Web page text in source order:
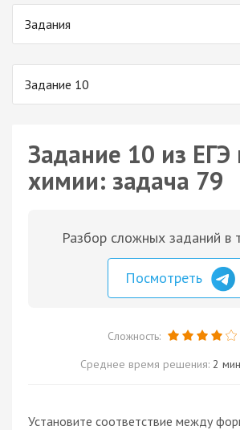
Задания
Задание 10
Задание 10 из ЕГЭ
химии: задача 79
Разбор сложных заданий в
Посмотреть
Сложность:
Среднее время решения: 2
Установите соответствие между